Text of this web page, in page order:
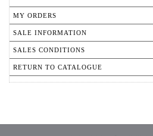
MY ORDERS
SALE INFORMATION
SALES CONDITIONS
RETURN TO CATALOGUE